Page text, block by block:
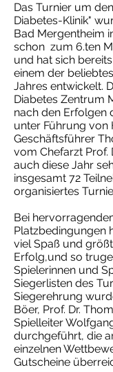
Das Turnier um
Diabetes-Klinik"
Bad Mergentheim
schon zum 6.ten
und hat sich
einem der
Jahres entwickelt.
Diabetes Zentrum
nach den Erfolgen
unter Führung von
Geschäftsführer
vom Chefarzt Prof.
auch diese Jahr
insgesamt 72
organisiertes
Bei
Platzbedingungen
viel Spaß und
Erfolg,und so
Spielerinnen und
Siegerlisten des
Siegerehrung
Böer, Prof. Dr.
Spielleiter
durchgeführt, die
einzelnen
Gutscheine